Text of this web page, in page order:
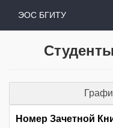
ЭОС БГИТУ